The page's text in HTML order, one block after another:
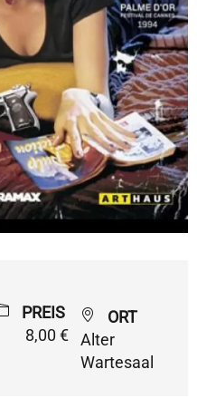
PREIS
8,00 €
ORT
Alter
Wartesaal